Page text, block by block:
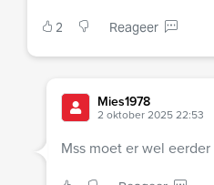
2 Reageer
Mies1978
2 oktober 2025 22:53
Mss moet er wel